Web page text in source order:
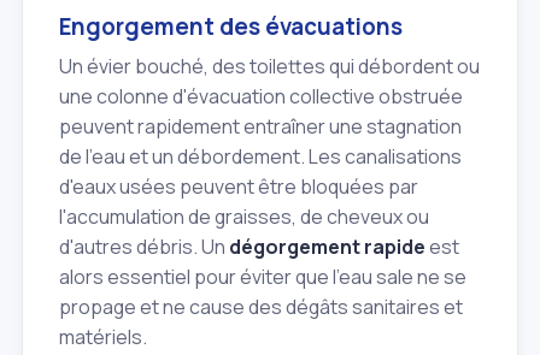
Engorgement des évacuations
Un évier bouché, des toilettes qui débordent ou
une colonne d'évacuation collective obstruée
peuvent rapidement entraîner une stagnation
de l'eau et un débordement. Les canalisations
d'eaux usées peuvent être bloquées par
l'accumulation de graisses, de cheveux ou
d'autres débris. Un dégorgement rapideest
alors essentiel pour éviter que l'eau sale ne se
propage et ne cause des dégâts sanitaires et
matériels.